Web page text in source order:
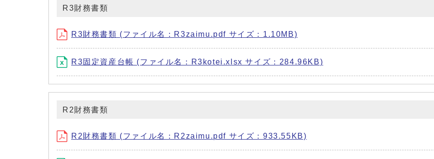
R3財務書類
R3財務書類 (ファイル名：R3zaimu.pdf サイズ：1.10MB)
R3固定資産台帳 (ファイル名：R3kotei.xlsx サイズ：284.96KB)
R2財務書類
R2財務書類 (ファイル名：R2zaimu.pdf サイズ：933.55KB)